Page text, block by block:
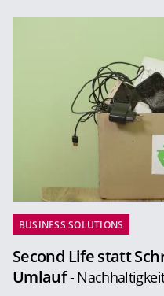
BUSINESS SOLUTIONS
Second Life statt
Umlauf-